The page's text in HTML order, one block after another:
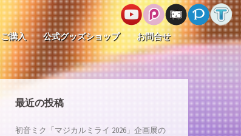
ご購入 公式グッズショップ お問合せ
最近の投稿
初音ミク「マジカルミライ 2026」企画展の